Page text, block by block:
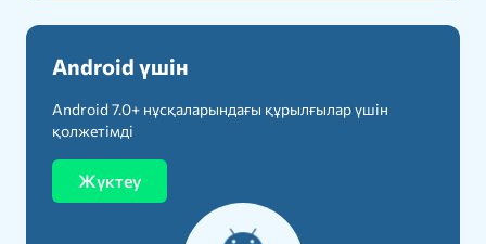
Android үшін
Android 7.0+ нұсқаларындағы құрылғылар үшін
қолжетімді
Жүктеу